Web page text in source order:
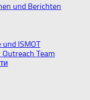
und Berichten
ISMOT
Team